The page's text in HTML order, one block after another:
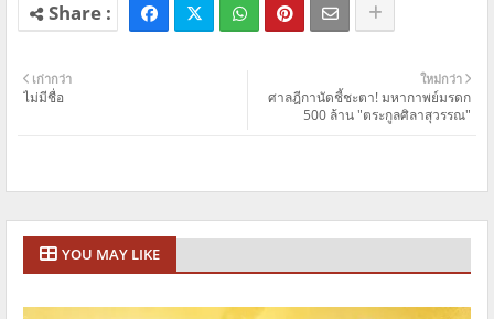
ใหม่กว่า
ศาลฎีกานัดชี้ชะตา! มหากาพย์มรดก
500 ล้าน "ตระกูลศิลาสุวรรณ"
เก่ากว่า
ไม่มีชื่อ
YOU MAY LIKE